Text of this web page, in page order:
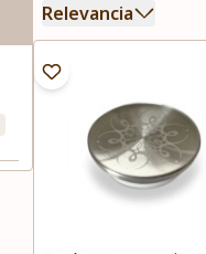
Relevancia